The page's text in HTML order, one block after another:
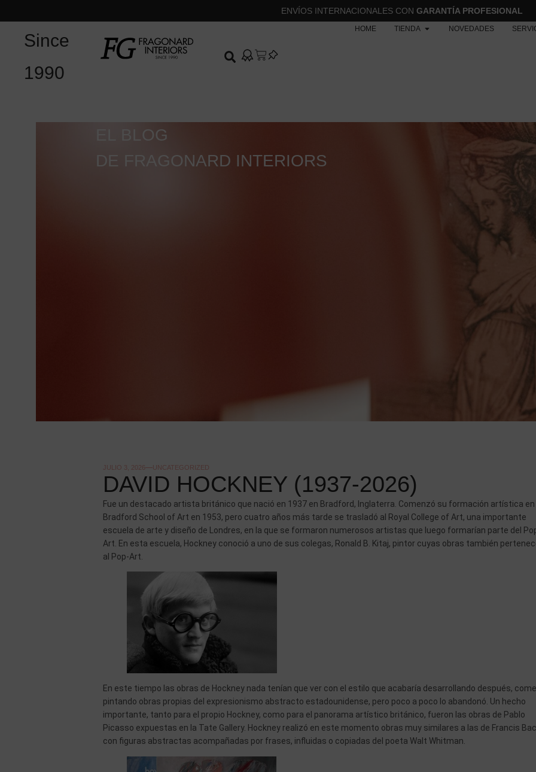
ENVÍOS INTERNACIONALES CON GARANTÍA PROFESIONAL
Since
1990
HOME TIENDA NOVEDADES
EL BLOG
DE FRAGONARD INTERIORS
JULIO 3, 2026 UNCATEGORIZED
DAVID HOCKNEY (1937-2026)
Fue un destacado artista británico que nació en 1937 en Bradford, Inglaterra. Comenzó su formación artística en
Bradford School of Art en 1953, pero cuatro años más tarde se trasladó al Royal College of Art, una importante
escuela de arte y diseño de Londres, en la que se formaron numerosos artistas que luego formarían parte del
Art. En esta escuela, Hockney conoció a uno de sus colegas, Ronald B. Kitaj, pintor cuyas obras también
al Pop-Art.
En este tiempo las obras de Hockney nada tenían que ver con el estilo que acabaría desarrollando después,
pintando obras propias del expresionismo abstracto estadounidense, pero poco a poco lo abandonó. Un hecho
importante, tanto para el propio Hockney, como para el panorama artístico británico, fueron las obras de Pablo
Picasso expuestas en la Tate Gallery. Hockney realizó en este momento obras muy similares a las de Francis
con figuras abstractas acompañadas por frases, influidas o copiadas del poeta Walt Whitman.